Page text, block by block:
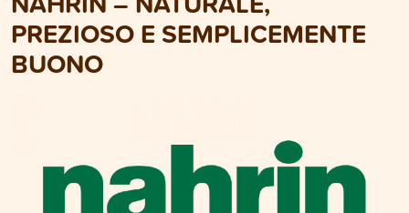
PREZIOSO E SEMPLICEMENTE
BUONO